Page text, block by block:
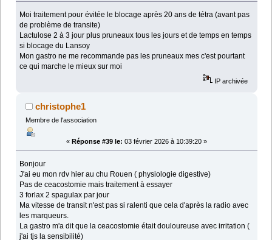
Moi traitement pour évitée le blocage après 20 ans de tétra (avant pas
de problème de transite)
Lactulose 2 à 3 jour plus pruneaux tous les jours et de temps en temps
si blocage du Lansoy
Mon gastro ne me recommande pas les pruneaux mes c'est pourtant
ce qui marche le mieux sur moi
IP archivée
christophe1
Membre de l'association
« Réponse #39 le: 03 février 2026 à 10:39:20 »
Bonjour
J'ai eu mon rdv hier au chu Rouen ( physiologie digestive)
Pas de ceacostomie mais traitement à essayer
3 forlax 2 spagulax par jour
Ma vitesse de transit n'est pas si ralenti que cela d'après la radio avec
les marqueurs.
La gastro m'a dit que la ceacostomie était douloureuse avec irritation (
j'ai tjs la sensibilité)